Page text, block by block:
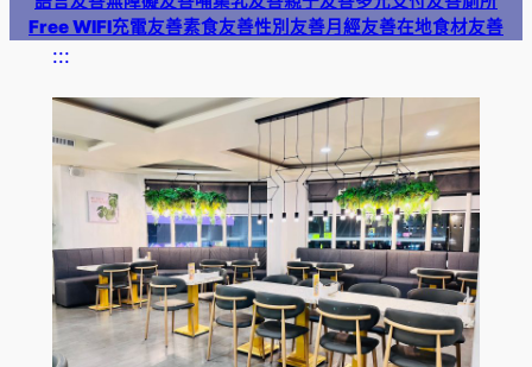
Free WIFI充電友善素食友善性別友善月經友善在地食材友善
:::